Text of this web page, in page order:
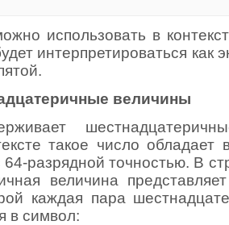
использовать в
интерпретироваться как
величины
такое число обладает
64-разрядной точностью. В
величина
каждая пара
в символ: